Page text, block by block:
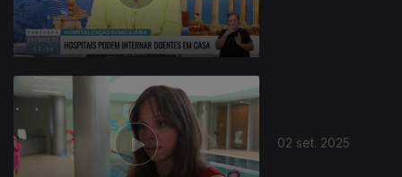
02 set. 2025